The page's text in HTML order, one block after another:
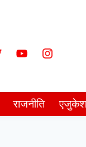
राजनीति